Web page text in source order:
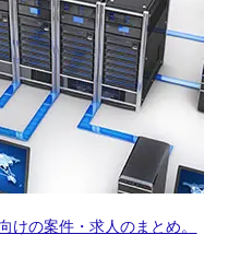
けの案件・求人のまとめ。